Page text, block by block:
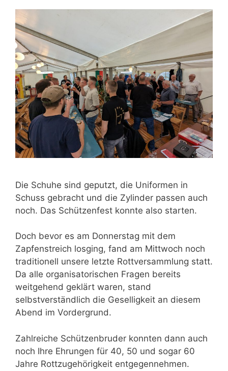
Die Schuhe sind geputzt, die Uniformen in
Schuss gebracht und die Zylinder passen auch
noch. Das Schützenfest konnte also starten.
Doch bevor es am Donnerstag mit dem
Zapfenstreich losging, fand am Mittwoch noch
traditionell unsere letzte Rottversammlung statt.
Da alle organisatorischen Fragen bereits
weitgehend geklärt waren, stand
selbstverständlich die Geselligkeit an diesem
Abend im Vordergrund.
Zahlreiche Schützenbruder konnten dann auch
noch Ihre Ehrungen für 40, 50 und sogar 60
Jahre Rottzugehörigkeit entgegennehmen.